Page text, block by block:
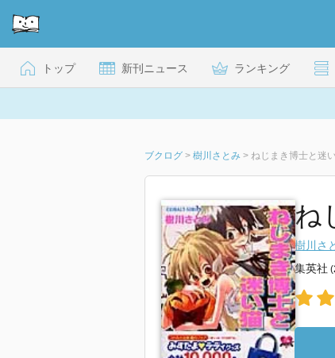
トップ 新刊ニュース ランキング
ブクログ > 樹川さとみ > ねじまき博士と迷
ね
樹川さ
集英社